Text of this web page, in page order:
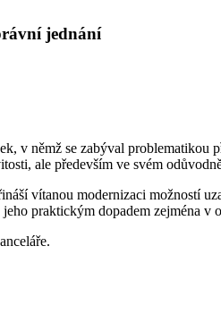
jednání
v němž se zabýval
ale především ve svém
vítanou modernizaci možností
praktickým dopadem zejména v